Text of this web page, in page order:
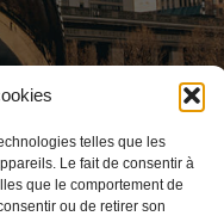
telles que les
Le fait de consentir à
que le comportement de
ou de retirer son